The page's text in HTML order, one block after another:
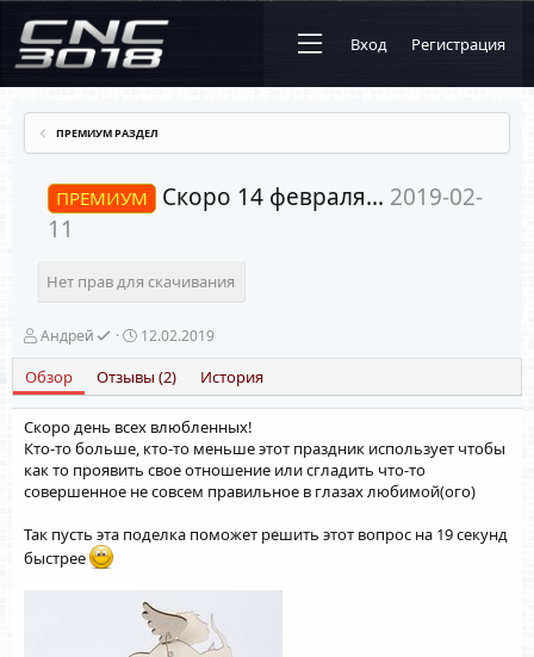
Вход Регистрация
ПРЕМИУМ РАЗДЕЛ
ПРЕМИУМ Скоро 14 февраля... 2019-02-
11
Нет прав для скачивания
А
в
т
о
р
Андрей
Д
а
т
а
с
о
з
д
а
я
12.02.2019
Обзор Отзывы (2) История
Скоро день всех влюбленных!
Кто-то больше, кто-то меньше этот праздник использует чтобы
как то проявить свое отношение или сгладить что-то
совершенное не совсем правильное в глазах любимой(ого)
Так пусть эта поделка поможет решить этот вопрос на 19 секунд
быстрее